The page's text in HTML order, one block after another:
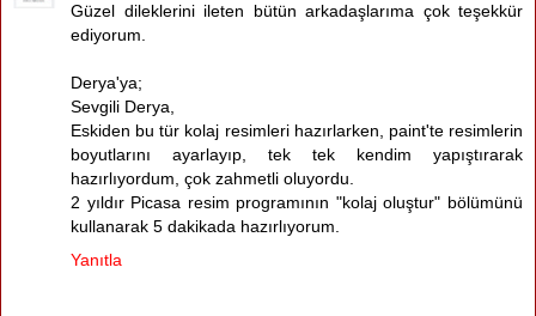
Güzel dileklerini ileten bütün arkadaşlarıma çok teşekkür
ediyorum.
Derya'ya;
Sevgili Derya,
Eskiden bu tür kolaj resimleri hazırlarken, paint'te resimlerin
boyutlarını ayarlayıp, tek tek kendim yapıştırarak
hazırlıyordum, çok zahmetli oluyordu.
2 yıldır Picasa resim programının "kolaj oluştur" bölümünü
kullanarak 5 dakikada hazırlıyorum.
Yanıtla